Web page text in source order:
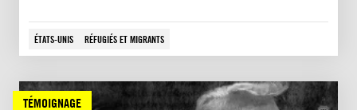
ÉTATS-UNIS RÉFUGIÉS ET MIGRANTS
TÉMOIGNAGE